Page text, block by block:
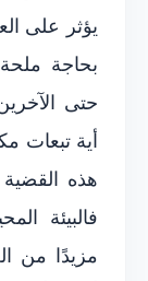
يؤثر على
بحاجة ملحة
حتى
أية تبعات
هذه القضية
فالبيئة
مزيدًا من